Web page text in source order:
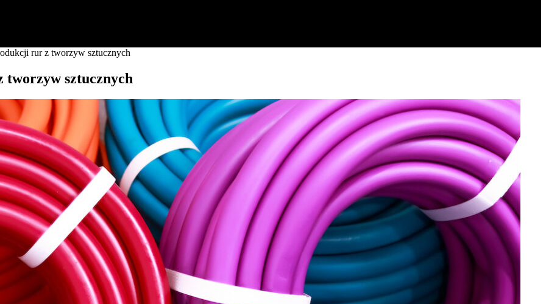
rur z tworzyw sztucznych
sztucznych